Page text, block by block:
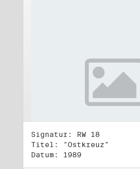
Signatur: RW 18
Titel: "Ostkreuz"
Datum: 1989